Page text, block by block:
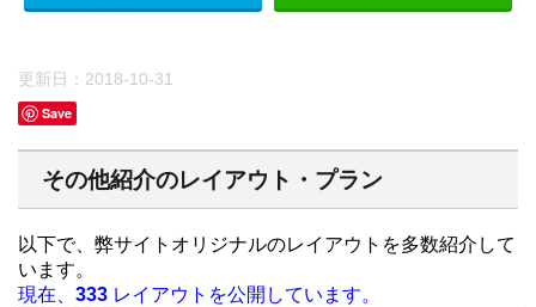
更新日： 2018-10-31
Save
その他紹介のレイアウト・プラン
以下で、弊サイトオリジナルのレイアウトを多数紹介して
います。
現在、 333 レイアウトを公開しています。